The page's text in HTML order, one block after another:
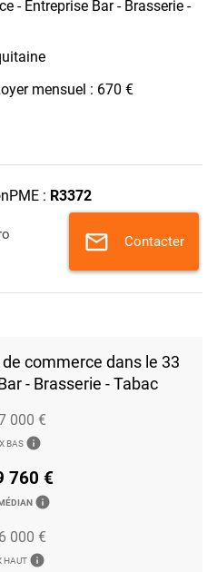
- Entreprise Bar - Brasserie -
mensuel : 670 €
: R3372
mail Contacter
commerce dans le 33
- Brasserie - Tabac
000 €
BAS info
760 €
info
000 €
HAUT info